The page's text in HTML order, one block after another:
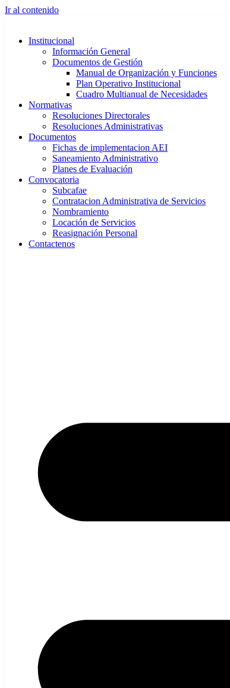
Ir al contenido
Institucional
Información General
Documentos de Gestión
Manual de Organización y Funciones
Plan Operativo Institucional
Cuadro Multianual de Necesidades
Normativas
Resoluciones Directorales
Resoluciones Administrativas
Documentos
Fichas de implementacion AEI
Saneamiento Administrativo
Planes de Evaluación
Convocatoria
Subcafae
Contratacion Administrativa de Servicios
Nombramiento
Locación de Servicios
Reasignación Personal
Contactenos